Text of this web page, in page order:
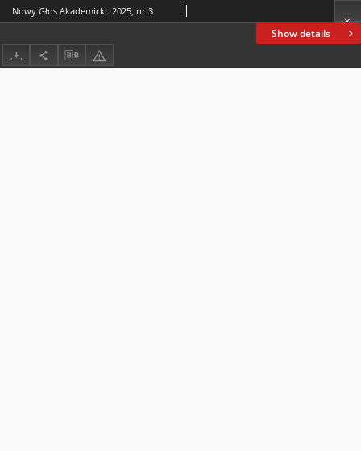
Show details
Nowy Głos Akademicki. 2025, nr 3